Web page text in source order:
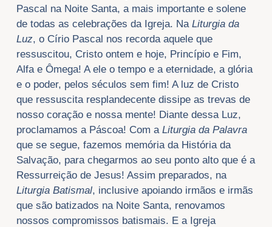
Pascal na Noite Santa, a mais importante e solene
de todas as celebrações da Igreja. Na Liturgia da
Luz, o Círio Pascal nos recorda aquele que
ressuscitou, Cristo ontem e hoje, Princípio e Fim,
Alfa e Ômega! A ele o tempo e a eternidade, a glória
e o poder, pelos séculos sem fim! A luz de Cristo
que ressuscita resplandecente dissipe as trevas de
nosso coração e nossa mente! Diante dessa Luz,
proclamamos a Páscoa! Com a Liturgia da Palavra
que se segue, fazemos memória da História da
Salvação, para chegarmos ao seu ponto alto que é a
Ressurreição de Jesus! Assim preparados, na
Liturgia Batismal, inclusive apoiando irmãos e irmãs
que são batizados na Noite Santa, renovamos
nossos compromissos batismais. E a Igreja